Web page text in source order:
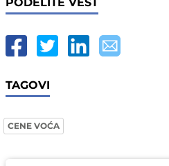
TAGOVI
CENE VOĆA